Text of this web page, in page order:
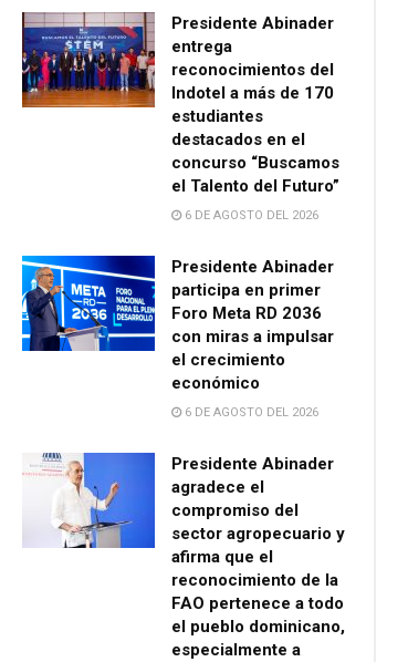
Presidente Abinader
entrega
reconocimientos del
Indotel a más de 170
estudiantes
destacados en el
concurso “Buscamos
el Talento del Futuro”
6 DE AGOSTO DEL 2026
Presidente Abinader
participa en primer
Foro Meta RD 2036
con miras a impulsar
el crecimiento
económico
6 DE AGOSTO DEL 2026
Presidente Abinader
agradece el
compromiso del
sector agropecuario y
afirma que el
reconocimiento de la
FAO pertenece a todo
el pueblo dominicano,
especialmente a